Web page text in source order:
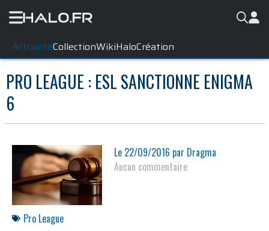
ActualitéCollectionWikiHaloCréation
PRO LEAGUE : ESL SANCTIONNE ENIGMA
6
Le 22/09/2016 par Dragma
Aucun commentaire
Pro League